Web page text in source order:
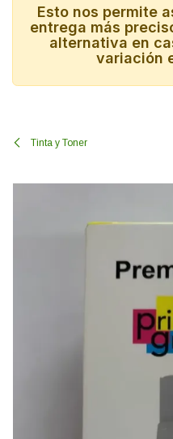
Esto nos permite
entrega más
alternativa en
variación
Tinta y Toner